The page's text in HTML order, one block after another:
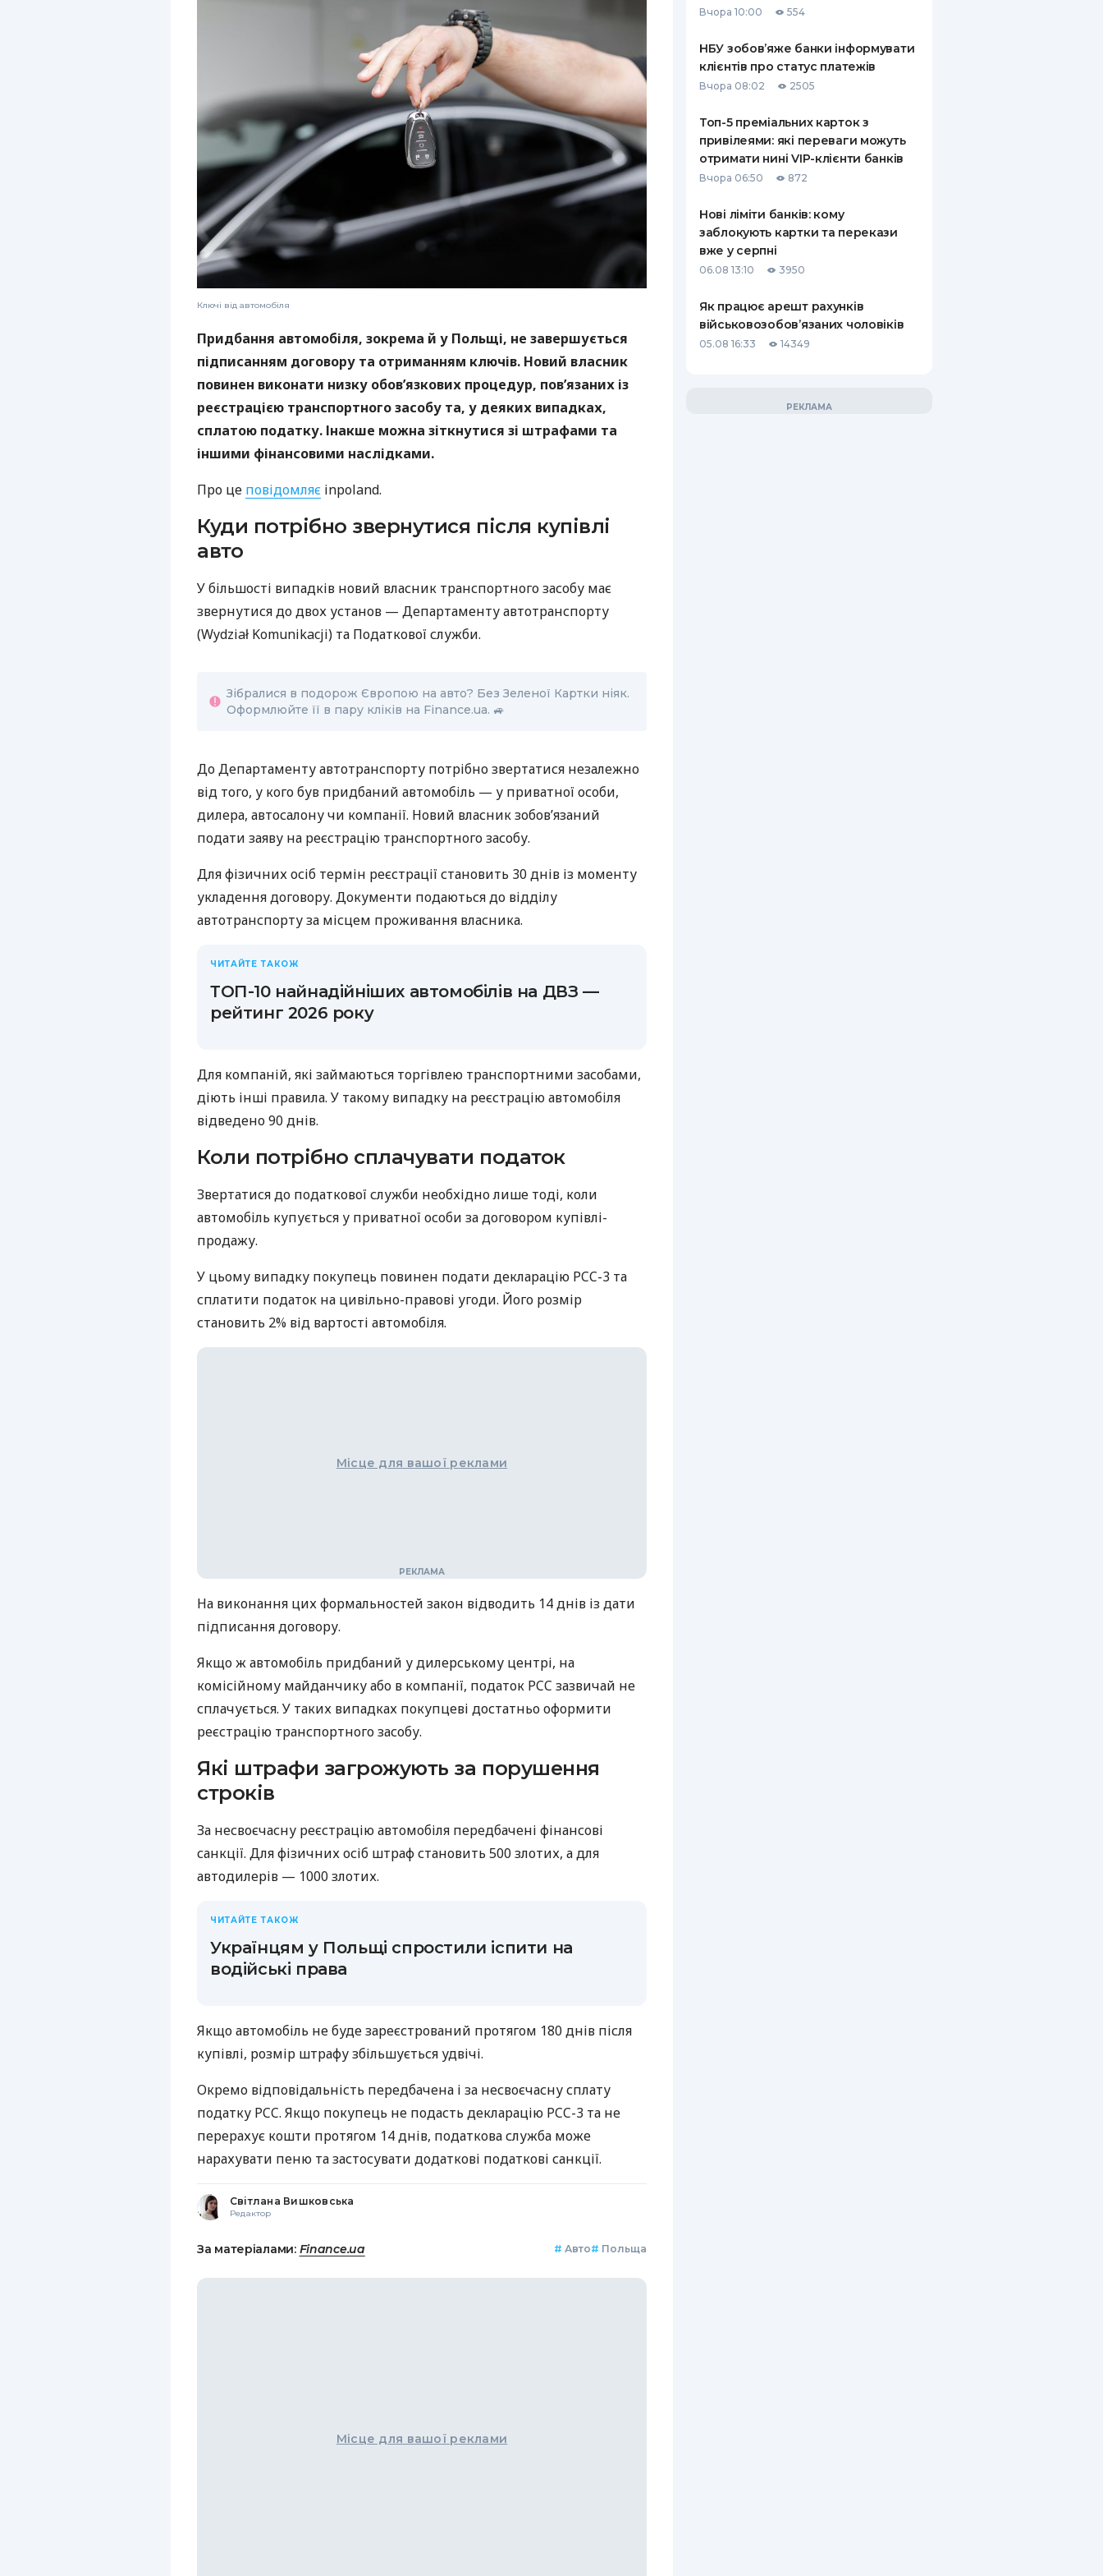
КАРТОК
ЩОМІСЯЧНИЙ ОГЛЯД
КЕШБЕКУ
ПУТІВНИКИ ПО
БАНКІВСЬКИХ КАРТКАХ
СТРАХУВАННЮ
ВСІ СТРАХОВІ ПОЛІСИ
ВІДГУКИ ПРО СТРАХОВІ
КОМПАНІЇ
КОНТАКТИ
Ключі від автомобіля
Придбання автомобіля, зокрема й у Польщі, не завершується
підписанням договору та отриманням ключів. Новий власник
повинен виконати низку обов’язкових процедур, пов’язаних із
реєстрацією транспортного засобу та, у деяких випадках,
сплатою податку. Інакше можна зіткнутися зі штрафами та
іншими фінансовими наслідками.
Про це повідомляє inpoland.
Куди потрібно звернутися після купівлі
авто
У більшості випадків новий власник транспортного засобу має
звернутися до двох установ — Департаменту автотранспорту
(Wydział Komunikacji) та Податкової служби.
Зібралися в подорож Європою на авто? Без Зеленої Картки ніяк.
Оформлюйте її в пару кліків на Finance.ua. 🚙
До Департаменту автотранспорту потрібно звертатися незалежно
від того, у кого був придбаний автомобіль — у приватної особи,
дилера, автосалону чи компанії. Новий власник зобов’язаний
подати заяву на реєстрацію транспортного засобу.
Для фізичних осіб термін реєстрації становить 30 днів із моменту
укладення договору. Документи подаються до відділу
автотранспорту за місцем проживання власника.
ЧИТАЙТЕ ТАКОЖ
ТОП-10 найнадійніших автомобілів на ДВЗ —
рейтинг 2026 року
Для компаній, які займаються торгівлею транспортними засобами,
діють інші правила. У такому випадку на реєстрацію автомобіля
відведено 90 днів.
Коли потрібно сплачувати податок
Звертатися до податкової служби необхідно лише тоді, коли
автомобіль купується у приватної особи за договором купівлі-
продажу.
У цьому випадку покупець повинен подати декларацію PCC-3 та
сплатити податок на цивільно-правові угоди. Його розмір
становить 2% від вартості автомобіля.
Місце для вашої реклами
На виконання цих формальностей закон відводить 14 днів із дати
підписання договору.
Якщо ж автомобіль придбаний у дилерському центрі, на
комісійному майданчику або в компанії, податок PCC зазвичай не
сплачується. У таких випадках покупцеві достатньо оформити
реєстрацію транспортного засобу.
Які штрафи загрожують за порушення
строків
За несвоєчасну реєстрацію автомобіля передбачені фінансові
санкції. Для фізичних осіб штраф становить 500 злотих, а для
автодилерів — 1000 злотих.
ЧИТАЙТЕ ТАКОЖ
Українцям у Польщі спростили іспити на
водійські права
Якщо автомобіль не буде зареєстрований протягом 180 днів після
купівлі, розмір штрафу збільшується удвічі.
Окремо відповідальність передбачена і за несвоєчасну сплату
податку PCC. Якщо покупець не подасть декларацію PCC-3 та не
перерахує кошти протягом 14 днів, податкова служба може
нарахувати пеню та застосувати додаткові податкові санкції.
Світлана Вишковська
Редактор
За матеріалами: Finance.ua # Авто# Польща
Місце для вашої реклами
Вчора 10:00 554
НБУ зобов’яже банки інформувати
клієнтів про статус платежів
Вчора 08:02 2505
Топ-5 преміальних карток з
привілеями: які переваги можуть
отримати нині VIP-клієнти банків
Вчора 06:50 872
Нові ліміти банків: кому
заблокують картки та перекази
вже у серпні
06.08 13:10 3950
Як працює арешт рахунків
військовозобов’язаних чоловіків
05.08 16:33 14349